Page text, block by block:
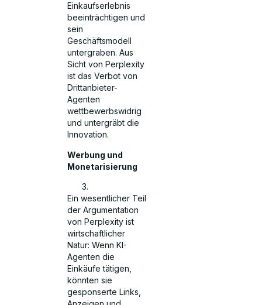
Einkaufserlebnis
beeinträchtigen und
sein
Geschäftsmodell
untergraben. Aus
Sicht von Perplexity
ist das Verbot von
Drittanbieter-
Agenten
wettbewerbswidrig
und untergräbt die
Innovation.
Werbung und
Monetarisierung
Ein wesentlicher Teil
der Argumentation
von Perplexity ist
wirtschaftlicher
Natur: Wenn KI-
Agenten die
Einkäufe tätigen,
könnten sie
gesponserte Links,